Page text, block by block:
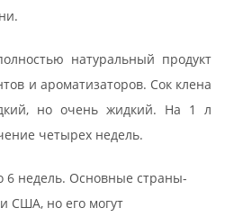
натуральный продукт
и ароматизаторов. Сок клена
но очень жидкий. На 1 л
четырех недель.
6 недель. Основные страны-
США, но его могут